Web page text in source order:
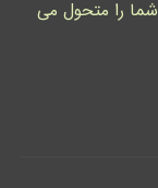
را متحول می